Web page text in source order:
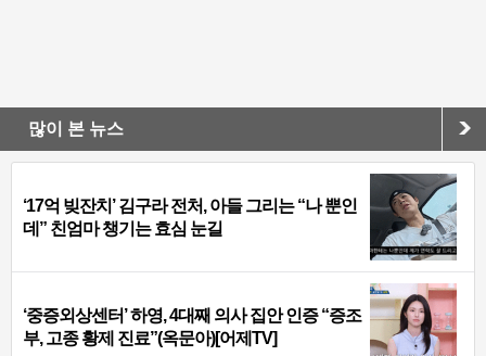
많이 본 뉴스
‘17억 빚잔치’ 김구라 전처, 아들 그리는 “나 뿐인
데” 친엄마 챙기는 효심 눈길
‘중증외상센터’ 하영, 4대째 의사 집안 인증 “증조
부, 고종 황제 진료”(옥문아)[어제TV]